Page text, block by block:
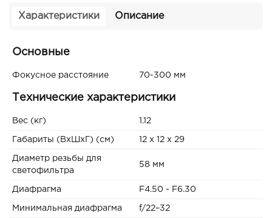
Характеристики Описание
Основные
Фокусное расстояние 70-300 мм
Технические характеристики
Вес (кг) 1.12
Габариты (ВxШxГ) (см) 12 x 12 x 29
Диаметр резьбы для
светофильтра
58 мм
Диафрагма F4.50 - F6.30
Минимальная диафрагма f/22–32